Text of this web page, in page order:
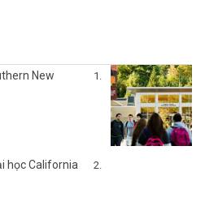
New
học California